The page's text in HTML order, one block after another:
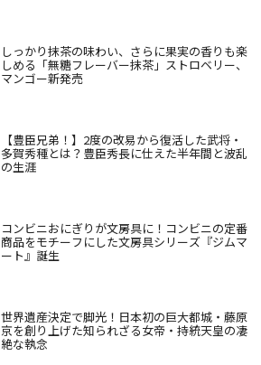
しっかり抹茶の味わい、さらに果実の香りも楽
しめる「無糖フレーバー抹茶」ストロベリー、
マンゴー新発売
【豊臣兄弟！】2度の改易から復活した武将・
多賀秀種とは？豊臣秀長に仕えた半年間と波乱
の生涯
コンビニおにぎりが文房具に！コンビニの定番
商品をモチーフにした文房具シリーズ『ジムマ
ート』誕生
世界遺産決定で脚光！日本初の巨大都城・藤原
京を創り上げた知られざる女帝・持統天皇の凄
絶な執念